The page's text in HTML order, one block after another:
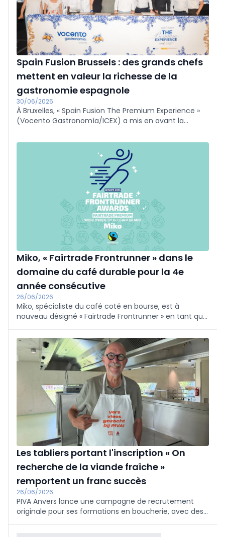
Spain Fusion Brussels : des grands chefs
mettent en valeur la richesse de la
gastronomie espagnole
30/06/2026
À Bruxelles, « Spain Fusion The Premium Experience »
(Vocento Gastronomía/ICEX) a mis en avant la
professionnels ont assisté à des conférences, des
démonstrations culinaires et des dégustations de vins
et d’huile d’olive animées par des grands chefs et des
experts, le tout clôturé par un dîner VIP exclusif.
Miko, « Fairtrade Frontrunner » dans le
domaine du café durable pour la 4e
année consécutive
26/06/2026
Miko, spécialiste du café coté en bourse, est à
nouveau désigné « Fairtrade Frontrunner » en tant que
marchés internationaux.
Les tabliers portant l'inscription « On
recherche de la viande fraîche »
remportent un franc succès
26/06/2026
PIVA Anvers lance une campagne de recrutement
originale pour ses formations en boucherie, avec des